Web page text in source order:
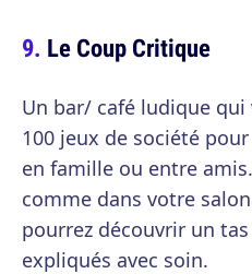
Le Coup Critique
Un bar/ café ludique
100 jeux de société
en famille ou entre
comme dans votre
pourrez découvrir un
expliqués avec soin.